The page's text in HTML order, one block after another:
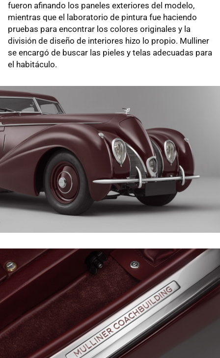
fueron afinando los paneles exteriores del modelo,
mientras que el laboratorio de pintura fue haciendo
pruebas para encontrar los colores originales y la
división de diseño de interiores hizo lo propio. Mulliner
se encargó de buscar las pieles y telas adecuadas para
el habitáculo.